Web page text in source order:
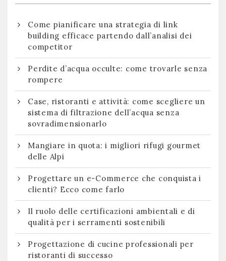
Come pianificare una strategia di link
building efficace partendo dall’analisi dei
competitor
Perdite d’acqua occulte: come trovarle senza
rompere
Case, ristoranti e attività: come scegliere un
sistema di filtrazione dell’acqua senza
sovradimensionarlo
Mangiare in quota: i migliori rifugi gourmet
delle Alpi
Progettare un e-Commerce che conquista i
clienti? Ecco come farlo
Il ruolo delle certificazioni ambientali e di
qualità per i serramenti sostenibili
Progettazione di cucine professionali per
ristoranti di successo